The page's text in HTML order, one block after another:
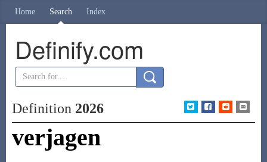
Home Search Index
Definify.com
Definition 2026
verjagen